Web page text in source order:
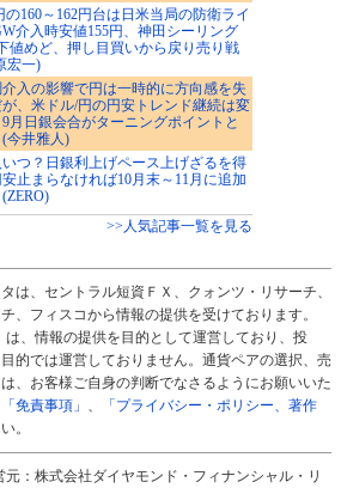
の160～162円台は日米当局の防衛ライ
介入時安値155円、神田シーリング
値めど、押し目買いから戻り売り戦
宏一)
介入の影響で円は一時的に方向感を失
、米ドル/円の円安トレンド継続は変
9月日銀会合がターニングポイントと
今井雅人)
つ？日銀利上げペース上げざるを得
止まらなければ10月末～11月に追加
>>人気記事一覧を見る
は、セントラル短資ＦＸ、クォンツ・リサーチ、
、フィスコから情報の提供を受けております。
、情報の提供を目的として運営しており、投
的では運営しておりません。通貨ペアの選択、売
、お客様ご自身の判断でなさるようにお願いいた
「免責事項」 、
「プライバシー・ポリシー、著作
。
：株式会社ダイヤモンド・フィナンシャル・リ